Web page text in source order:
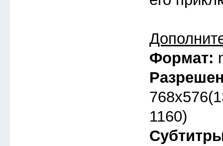
Формат:
1160)